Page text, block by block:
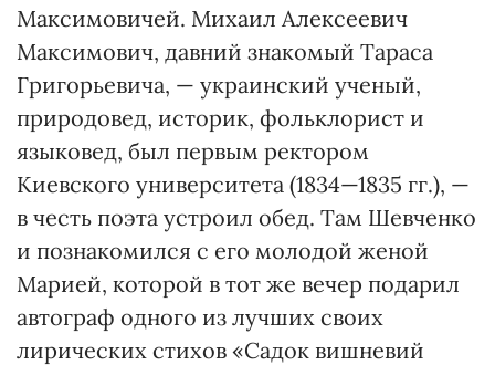
Максимовичей. Михаил Алексеевич
Максимович, давний знакомый Тараса
Григорьевича, — украинский ученый,
природовед, историк, фольклорист и
языковед, был первым ректором
Киевского университета (1834—1835 гг.), —
в честь поэта устроил обед. Там Шевченко
и познакомился с его молодой женой
Марией, которой в тот же вечер подарил
автограф одного из лучших своих
лирических стихов «Садок вишневий